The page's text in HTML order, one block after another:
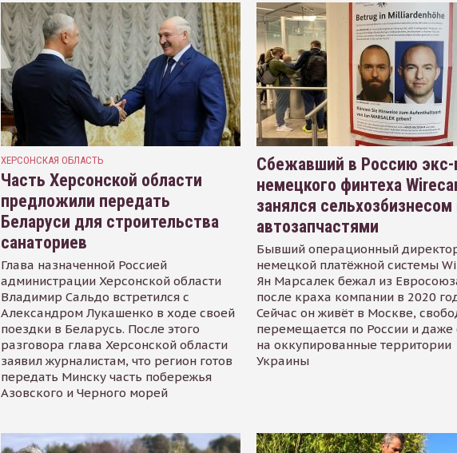
ХЕРСОНСКАЯ ОБЛАСТЬ
Часть Херсонской области
предложили передать
Беларуси для строительства
санаториев
Глава назначенной Россией
администрации Херсонской области
Владимир Сальдо встретился с
Александром Лукашенко в ходе своей
поездки в Беларусь. После этого
разговора глава Херсонской области
заявил журналистам, что регион готов
передать Минску часть побережья
Азовского и Черного морей
Сбежавший в Россию экс-
немецкого финтеха
занялся сельхозбизнесом
автозапчастями
Бывший операционный
немецкой платёжной системы
Ян Марсалек бежал из
после краха компании в 2020
Сейчас он живёт в Москве,
перемещается по России и даже
на оккупированные территории
Украины